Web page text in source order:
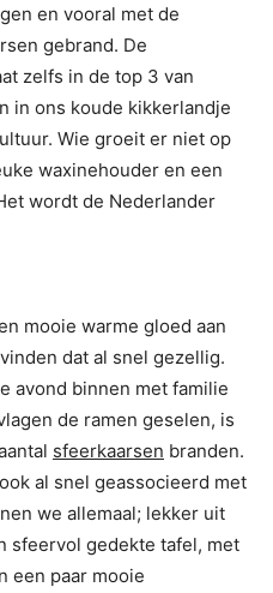
en vooral met de
gebrand. De
zelfs in de top 3 van
in ons koude kikkerlandje
Wie groeit er niet op
waxinehouder en een
wordt de Nederlander
mooie warme gloed aan
dat al snel gezellig.
avond binnen met familie
de ramen geselen, is
sfeerkaarsen branden.
al snel geassocieerd met
we allemaal; lekker uit
sfeervol gedekte tafel, met
een paar mooie